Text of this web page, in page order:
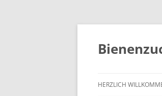
Zum
springen
HERZLICH